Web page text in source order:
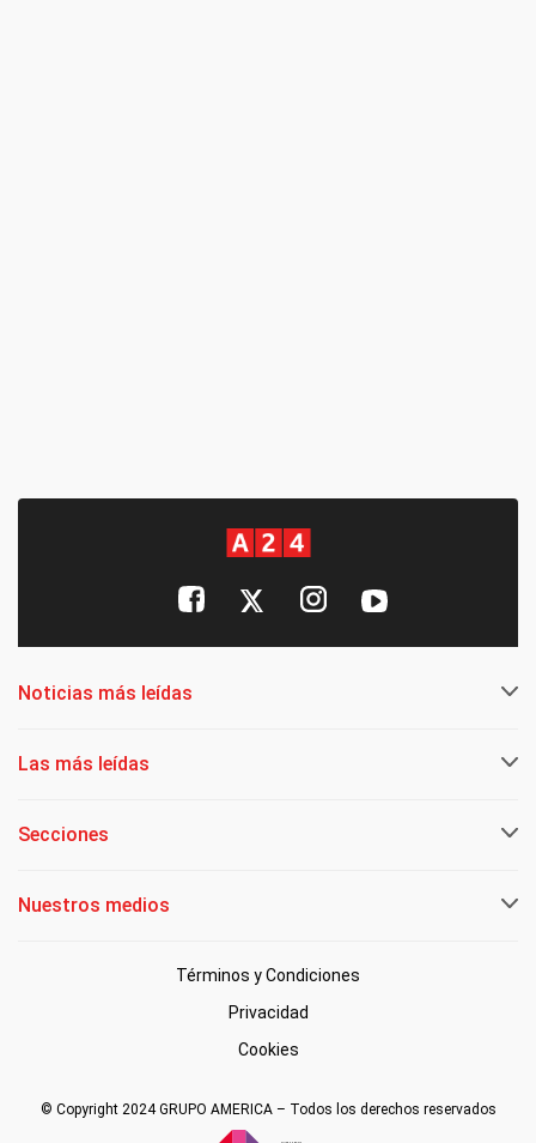
Noticias más leídas
Las más leídas
Secciones
Nuestros medios
Términos y Condiciones
Privacidad
Cookies
© Copyright 2024 GRUPO AMERICA – Todos los derechos reservados